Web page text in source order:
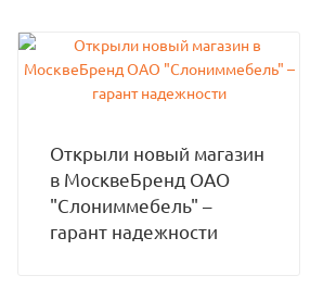
Открыли новый магазин
в МосквеБренд ОАО
"Слониммебель" –
гарант надежности